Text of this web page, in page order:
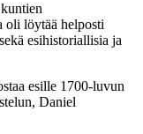
oli löytää helposti
esihistoriallisia ja
esille 1700-luvun
Daniel